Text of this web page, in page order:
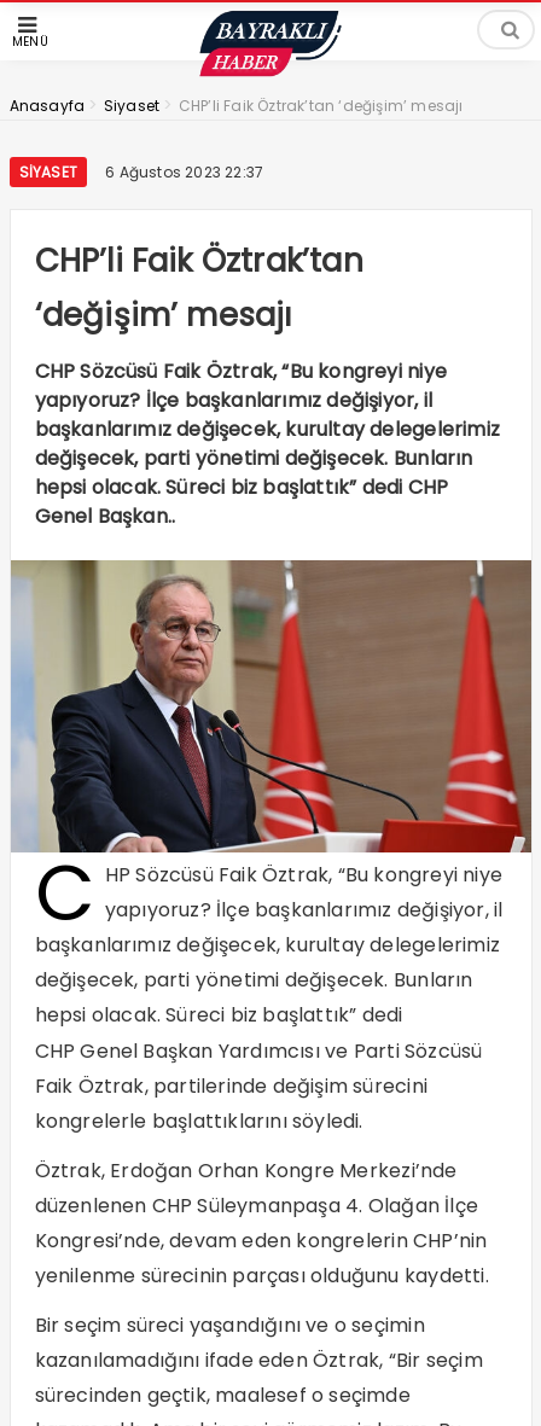
MENÜ
Anasayfa > Siyaset > CHP’li Faik Öztrak’tan ‘değişim’ mesajı
SIYASET 6 Ağustos 2023 22:37
CHP’li Faik Öztrak’tan
‘değişim’ mesajı
CHP Sözcüsü Faik Öztrak, “Bu kongreyi niye
yapıyoruz? İlçe başkanlarımız değişiyor, il
başkanlarımız değişecek, kurultay delegelerimiz
değişecek, parti yönetimi değişecek. Bunların
hepsi olacak. Süreci biz başlattık” dedi CHP
Genel Başkan..
C HP Sözcüsü Faik Öztrak, “Bu kongreyi niye
yapıyoruz? İlçe başkanlarımız değişiyor, il
başkanlarımız değişecek, kurultay delegelerimiz
değişecek, parti yönetimi değişecek. Bunların
hepsi olacak. Süreci biz başlattık” dedi
CHP Genel Başkan Yardımcısı ve Parti Sözcüsü
Faik Öztrak, partilerinde değişim sürecini
kongrelerle başlattıklarını söyledi.
Öztrak, Erdoğan Orhan Kongre Merkezi’nde
düzenlenen CHP Süleymanpaşa 4. Olağan İlçe
Kongresi’nde, devam eden kongrelerin CHP’nin
yenilenme sürecinin parçası olduğunu kaydetti.
Bir seçim süreci yaşandığını ve o seçimin
kazanılamadığını ifade eden Öztrak, “Bir seçim
sürecinden geçtik, maalesef o seçimde